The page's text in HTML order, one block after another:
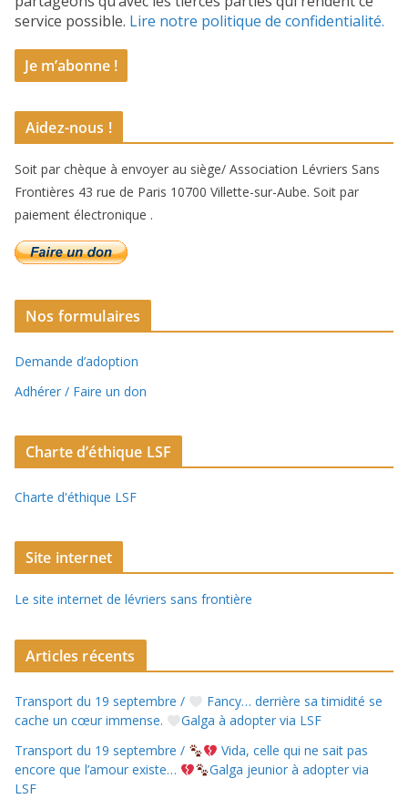
service possible. Lire notre politique de confidentialité.
Aidez-nous !
Soit par chèque à envoyer au siège/ Association Lévriers Sans
Frontières 43 rue de Paris 10700 Villette-sur-Aube. Soit par
paiement électronique .
Nos formulaires
Demande d’adoption
Adhérer / Faire un don
Charte d’éthique LSF
Charte d'éthique LSF
Site internet
Le site internet de lévriers sans frontière
Articles récents
Transport du 19 septembre /
Fancy… derrière sa timidité se
cache un cœur immense.
Galga à adopter via LSF
Transport du 19 septembre /
Vida, celle qui ne sait pas
encore que l’amour existe…
Galga jeunior à adopter via
LSF